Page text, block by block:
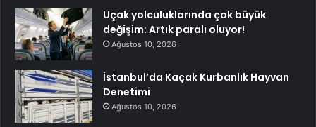
Uçak yolculuklarında çok büyük
değişim: Artık paralı oluyor!
Ağustos 10, 2026
İstanbul’da Kaçak Kurbanlık Hayvan
Denetimi
Ağustos 10, 2026